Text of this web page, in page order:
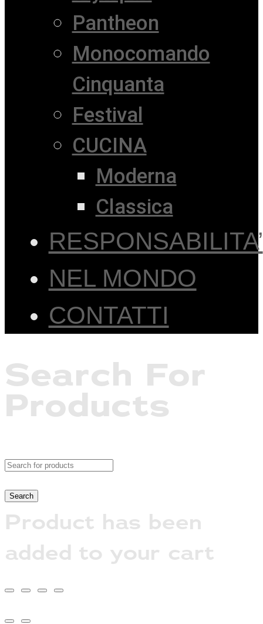
Pantheon
Monocomando
Cinquanta
Festival
CUCINA
Moderna
Classica
RESPONSABILITA’
NEL MONDO
CONTATTI
Search For
Products
Product has been
added to your cart